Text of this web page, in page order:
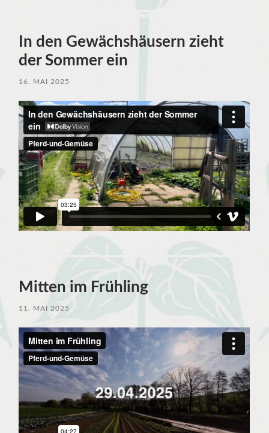
In den Gewächshäusern zieht
der Sommer ein
16. MAI 2025
Mitten im Frühling
11. MAI 2025